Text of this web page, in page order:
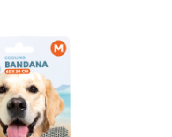
verlanglijst